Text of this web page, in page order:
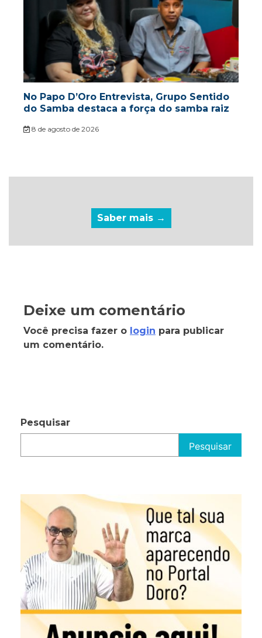
No Papo D’Oro Entrevista, Grupo Sentido
do Samba destaca a força do samba raiz
8 de agosto de 2026
Saber mais →
Deixe um comentário
Você precisa fazer o login para publicar
um comentário.
Pesquisar
Pesquisar